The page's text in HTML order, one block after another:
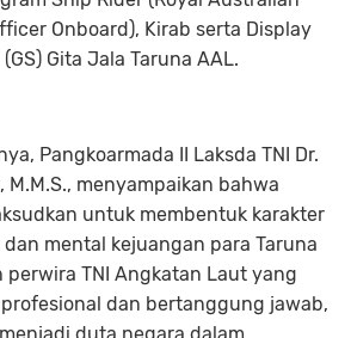
Onboard), Kirab serta Display
Gita Jala Taruna AAL.
Pangkoarmada II Laksda TNI Dr.
M.M.S., menyampaikan bahwa
untuk membentuk karakter
mental kejuangan para Taruna
perwira TNI Angkatan Laut yang
dan bertanggung jawab,